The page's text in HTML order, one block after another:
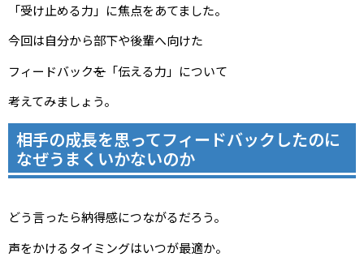
「受け止める力」に焦点をあてました。
今回は自分から部下や後輩へ向けた
フィードバックを 「伝える力」について
考えてみましょう。
相手の成長を思ってフィードバックしたのに
なぜうまくいかないのか
どう言ったら納得感につながるだろう。
声をかけるタイミングはいつが最適か。